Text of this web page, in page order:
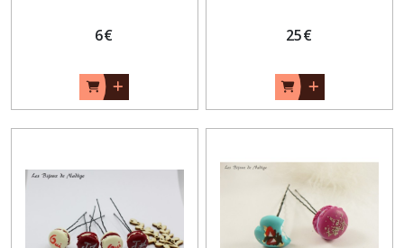
6€ 25€